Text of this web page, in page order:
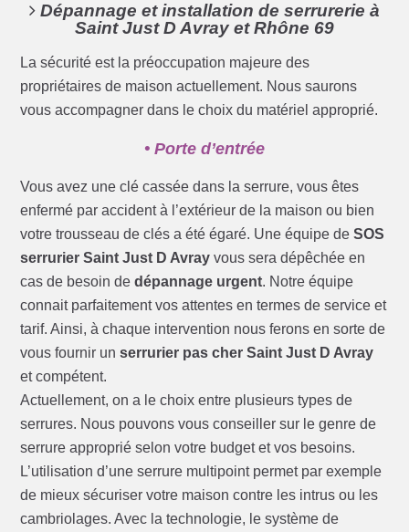
Dépannage et installation de serrurerie à
Saint Just D Avray et Rhône 69
La sécurité est la préoccupation majeure des
propriétaires de maison actuellement. Nous saurons
vous accompagner dans le choix du matériel approprié.
• Porte d’entrée
Vous avez une clé cassée dans la serrure, vous êtes
enfermé par accident à l’extérieur de la maison ou bien
votre trousseau de clés a été égaré. Une équipe deSOS
serrurier Saint Just D Avray vous sera dépêchée en
cas de besoin dedépannage urgent. Notre équipe
connait parfaitement vos attentes en termes de service et
tarif. Ainsi, à chaque intervention nous ferons en sorte de
vous fournir unserrurier pas cher Saint Just D Avray
et compétent.
Actuellement, on a le choix entre plusieurs types de
serrures. Nous pouvons vous conseiller sur le genre de
serrure approprié selon votre budget et vos besoins.
L’utilisation d’une serrure multipoint permet par exemple
de mieux sécuriser votre maison contre les intrus ou les
cambriolages. Avec la technologie, le système de